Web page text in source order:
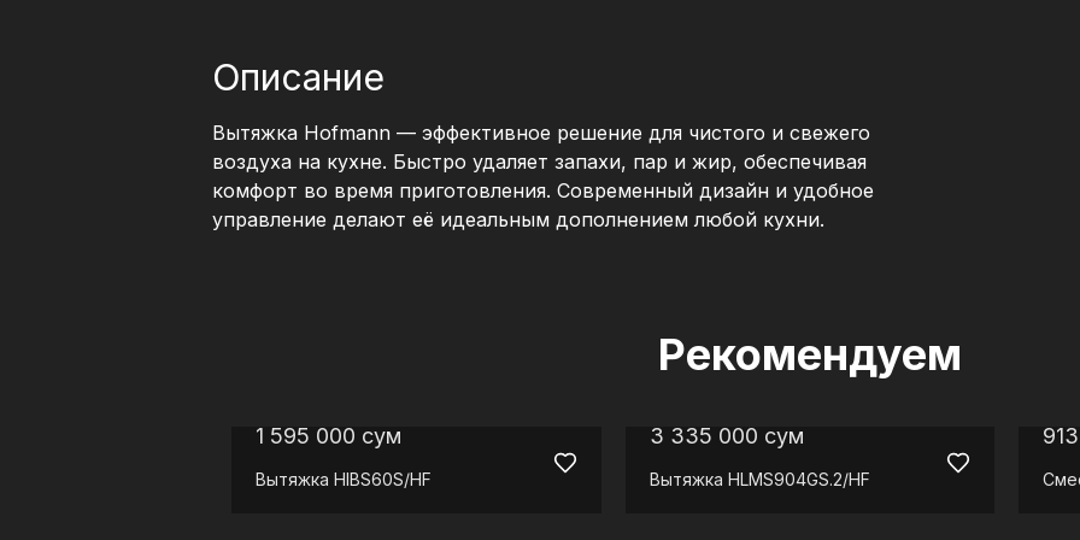
Описание
Вытяжка Hofmann — эффективное решение для чистого и свежего
воздуха на кухне. Быстро удаляет запахи, пар и жир, обеспечивая
комфорт во время приготовления. Современный дизайн и удобное
управление делают её идеальным дополнением любой кухни.
Рекомендуем
1 595 000 сум
Вытяжка HIBS60S/HF
3 335 000 сум
Вытяжка HLMS904GS.2/HF